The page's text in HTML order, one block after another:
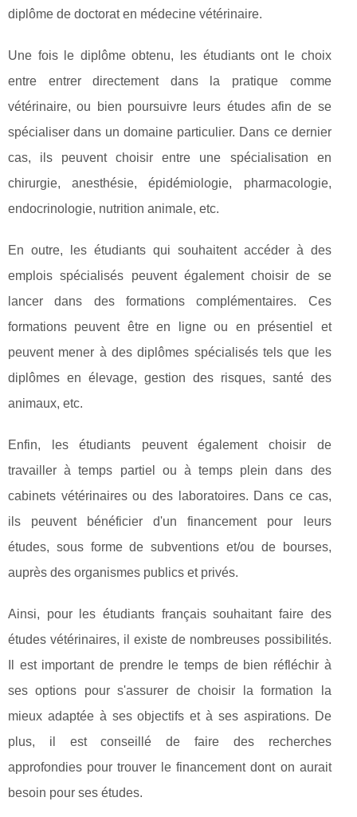
diplôme de doctorat en médecine vétérinaire.
Une fois le diplôme obtenu, les étudiants ont le choix
entre entrer directement dans la pratique comme
vétérinaire, ou bien poursuivre leurs études afin de se
spécialiser dans un domaine particulier. Dans ce dernier
cas, ils peuvent choisir entre une spécialisation en
chirurgie, anesthésie, épidémiologie, pharmacologie,
endocrinologie, nutrition animale, etc.
En outre, les étudiants qui souhaitent accéder à des
emplois spécialisés peuvent également choisir de se
lancer dans des formations complémentaires. Ces
formations peuvent être en ligne ou en présentiel et
peuvent mener à des diplômes spécialisés tels que les
diplômes en élevage, gestion des risques, santé des
animaux, etc.
Enfin, les étudiants peuvent également choisir de
travailler à temps partiel ou à temps plein dans des
cabinets vétérinaires ou des laboratoires. Dans ce cas,
ils peuvent bénéficier d'un financement pour leurs
études, sous forme de subventions et/ou de bourses,
auprès des organismes publics et privés.
Ainsi, pour les étudiants français souhaitant faire des
études vétérinaires, il existe de nombreuses possibilités.
Il est important de prendre le temps de bien réfléchir à
ses options pour s'assurer de choisir la formation la
mieux adaptée à ses objectifs et à ses aspirations. De
plus, il est conseillé de faire des recherches
approfondies pour trouver le financement dont on aurait
besoin pour ses études.